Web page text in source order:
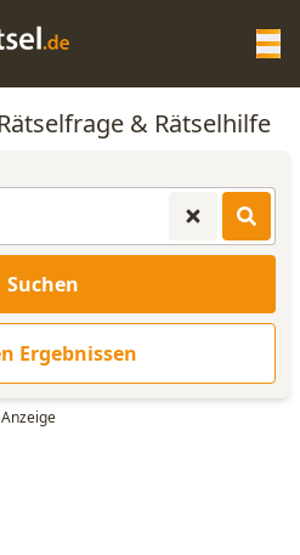
HILFE
GENERATOR
Rätselfrage & Rätselhilfe
Suchen
Ergebnissen